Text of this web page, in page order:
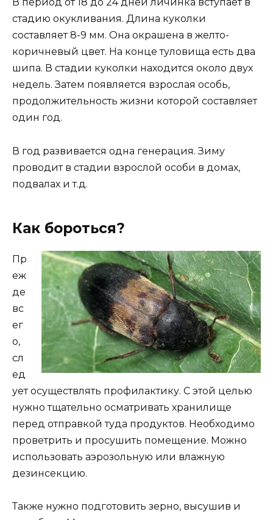
В период от 18 до 24 дней личинка вступает в
стадию окукливания. Длина куколки
составляет 8-9 мм. Она окрашена в желто-
коричневый цвет. На конце туловища есть два
шипа. В стадии куколки находится около двух
недель. Затем появляется взрослая особь,
продолжительность жизни которой составляет
один год.
В год развивается одна генерация. Зиму
проводит в стадии взрослой особи в домах,
подвалах и т.д.
Как бороться?
Пр
еж
де
вс
ег
о,
сл
ед
ует осуществлять профилактику. С этой целью
нужно тщательно осматривать хранилище
перед отправкой туда продуктов. Необходимо
проветрить и просушить помещение. Можно
использовать аэрозольную или влажную
дезинсекцию.
Также нужно подготовить зерно, высушив и